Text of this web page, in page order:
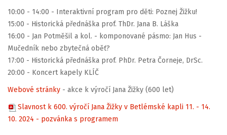
10:00 - 14:00 - Interaktivní program pro děti: Poznej Žižku!
15:00 - Historická přednáška prof. ThDr. Jana B. Láška
16:00 - Jan Potměšil a kol. - komponované pásmo: Jan Hus -
Mučedník nebo zbytečná oběť?
17:00 - Historická přednáška prof. PhDr. Petra Čorneje, DrSc.
20:00 - Koncert kapely KLÍČ
Webové stránky - akce k výročí Jana Žižky (600 let)
Slavnost k 600. výročí Jana Žižky v Betlémské kapli 11. - 14.
10. 2024 - pozvánka s programem